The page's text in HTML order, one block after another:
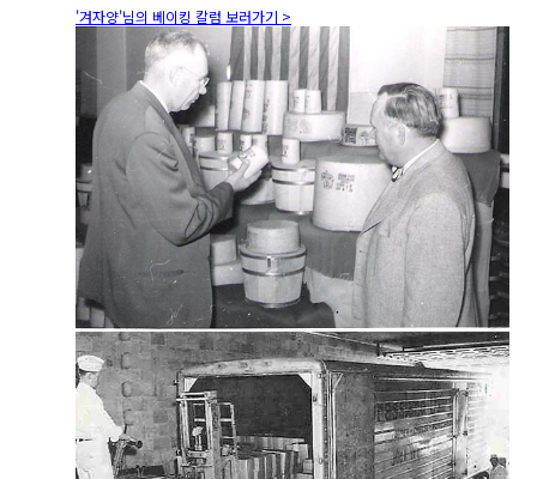
'겨자양'님의 베이킹 칼럼 보러가기 >